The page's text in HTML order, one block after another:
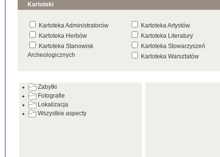
Kartoteki
Kartoteka Administratorów
Kartoteka Artystów
Kartoteka Herbów
Kartoteka Literatury
Kartoteka Stanowisk
Archeologicznych
Kartoteka Stowarzyszeń
Kartoteka Warsztatów
Zabytki
Fotografie
Lokalizacja
Wszystkie aspecty